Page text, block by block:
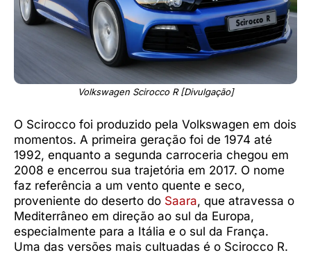
Volkswagen Scirocco R [Divulgação]
O Scirocco foi produzido pela Volkswagen em dois
momentos. A primeira geração foi de 1974 até
1992, enquanto a segunda carroceria chegou em
2008 e encerrou sua trajetória em 2017. O nome
faz referência a um vento quente e seco,
proveniente do deserto do Saara, que atravessa o
Mediterrâneo em direção ao sul da Europa,
especialmente para a Itália e o sul da França.
Uma das versões mais cultuadas é o Scirocco R.